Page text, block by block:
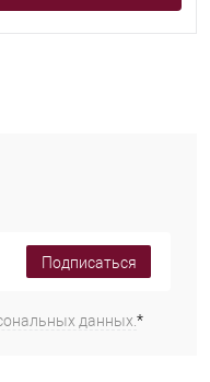
Подписаться
данных.*